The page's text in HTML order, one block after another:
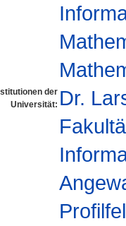
der
Universität: Dr.